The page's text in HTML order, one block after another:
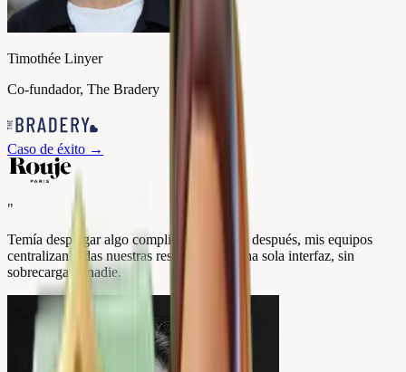
Timothée Linyer
Co-fundador, The Bradery
Caso de éxito →
"
Temía desplegar algo complicado. Un año después, mis equipos
centralizan todas nuestras reseñas desde una sola interfaz, sin
sobrecargar a nadie.